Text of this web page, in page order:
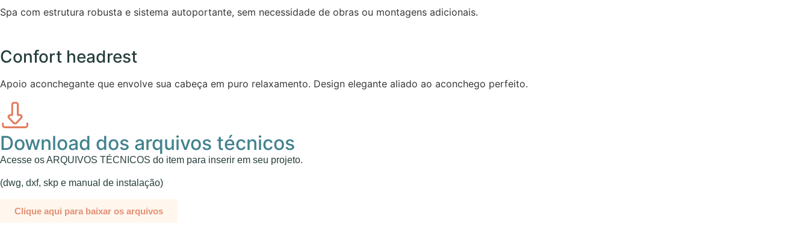
Spa com estrutura robusta e sistema autoportante, sem necessidade de obras ou montagens adicionais.
Confort headrest
Apoio aconchegante que envolve sua cabeça em puro relaxamento. Design elegante aliado ao aconchego perfeito.
Download dos arquivos técnicos
Acesse os ARQUIVOS TÉCNICOS do item para inserir em seu projeto.
(dwg, dxf, skp e manual de instalação)
Clique aqui para baixar os arquivos